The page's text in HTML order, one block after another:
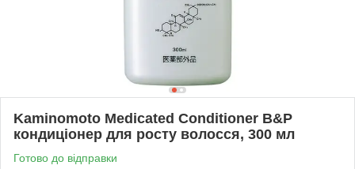
Kaminomoto Medicated Conditioner B&P
кондиціонер для росту волосся, 300 мл
Готово до відправки